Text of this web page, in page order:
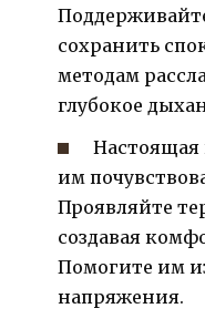
сохранить
методам
глубокое
Настоящая
им
Проявляйте
создавая
Помогите им
напряжения.